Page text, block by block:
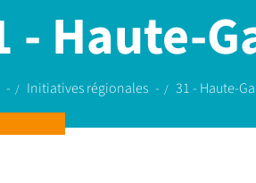
- Haute-
Initiatives régionales 31 - Haute-